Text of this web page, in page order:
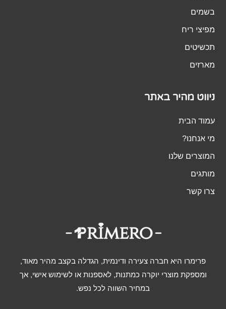
בשמים
מפיצי ריח
תכשיטים
מארזים
ניווט מהיר באתר
עמוד הבית
מי אנחנו?
המוצרים שלנו
מותגים
צרו קשר
פרימרו היא חברה צעירה ודינמית, הגדלה בקצב מהיר מאוד,
ומספקת מוצרי יוקרה כמתנות, לאספנות או לשימוש אישי, אך
במחיר השווה לכל נפש.